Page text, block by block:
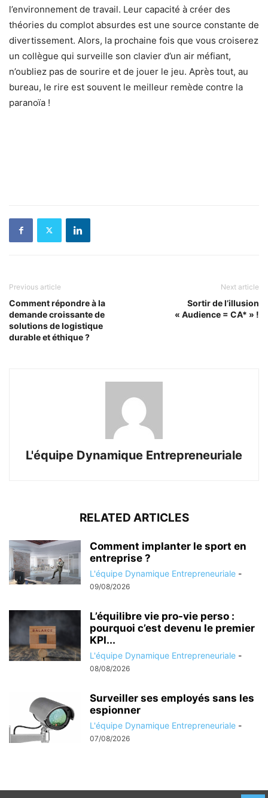
l’environnement de travail. Leur capacité à créer des
théories du complot absurdes est une source constante de
divertissement. Alors, la prochaine fois que vous croiserez
un collègue qui surveille son clavier d’un air méfiant,
n’oubliez pas de sourire et de jouer le jeu. Après tout, au
bureau, le rire est souvent le meilleur remède contre la
paranoïa !
Previous article
Comment répondre à la
demande croissante de
solutions de logistique
durable et éthique ?
Next article
Sortir de l’illusion
« Audience = CA* » !
L'équipe Dynamique Entrepreneuriale
RELATED ARTICLES
Comment implanter le sport en
entreprise ?
L'équipe Dynamique Entrepreneuriale -
09/08/2026
L’équilibre vie pro-vie perso :
pourquoi c’est devenu le premier
KPI...
L'équipe Dynamique Entrepreneuriale -
08/08/2026
Surveiller ses employés sans les
espionner
L'équipe Dynamique Entrepreneuriale -
07/08/2026